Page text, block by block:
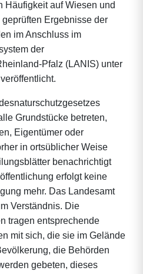
Häufigkeit auf Wiesen und
Ergebnisse der
im Anschluss im
der
Pfalz (LANIS) unter
veröffentlicht.
Grundstücke betreten,
Eigentümer oder
in ortsüblicher Weise
benachrichtigt
erfolgt keine
mehr. Das Landesamt
Verständnis. Die
tragen entsprechende
mit sich, die sie im Gelände
die Behörden
gebeten, dieses